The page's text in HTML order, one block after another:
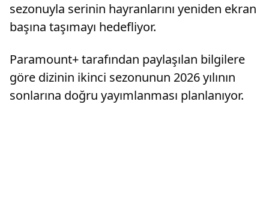
sezonuyla serinin hayranlarını yeniden ekran
başına taşımayı hedefliyor.
Paramount+ tarafından paylaşılan bilgilere
göre dizinin ikinci sezonunun 2026 yılının
sonlarına doğru yayımlanması planlanıyor.